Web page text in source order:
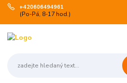
+420606494961
(Po-Pá, 8-17 hod.)